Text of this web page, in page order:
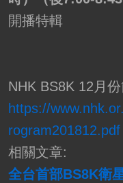
開播特輯
NHK BS8K 12月
https://
rogram201812.pdf
相關文章:
全台首部BS8K衛